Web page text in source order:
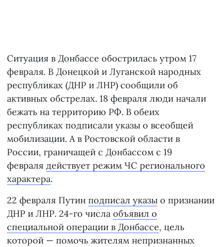
Ситуация в Донбассе обострилась утром 17
февраля. В Донецкой и Луганской народных
республиках (ДНР и ЛНР) сообщили об
активных обстрелах. 18 февраля люди начали
бежать на территорию РФ. В обеих
республиках подписали указы о всеобщей
мобилизации. А в Ростовской области в
России, граничащей с Донбассом с 19
февраля действует режим ЧС регионального
характера.
22 февраля Путин подписал указы о признании
ДНР и ЛНР. 24-го числа объявил о
специальной операции в Донбассе, цель
которой — помочь жителям непризнанных